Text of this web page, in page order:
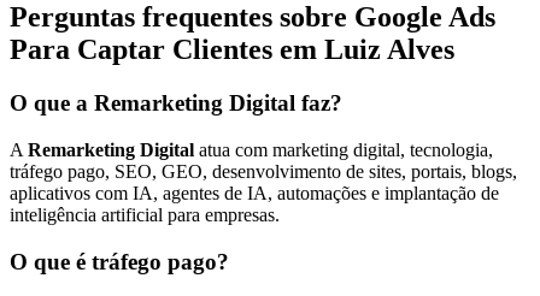
Perguntas frequentes sobre Google Ads
Para Captar Clientes em Luiz Alves
O que a Remarketing Digital faz?
A Remarketing Digital atua com marketing digital, tecnologia,
tráfego pago, SEO, GEO, desenvolvimento de sites, portais, blogs,
aplicativos com IA, agentes de IA, automações e implantação de
inteligência artificial para empresas.
O que é tráfego pago?